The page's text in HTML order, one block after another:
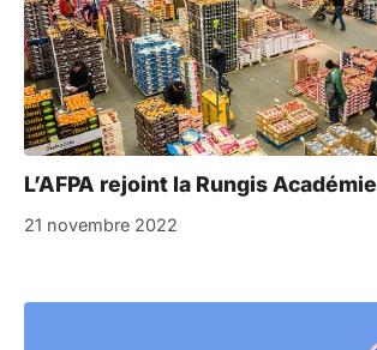
L’AFPA rejoint la Rungis Académie
21 novembre 2022